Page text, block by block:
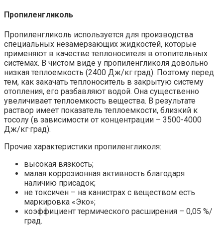
Пропиленгликоль
Пропиленгликоль используется для производства
специальных незамерзающих жидкостей, которые
применяют в качестве теплоносителя в отопительных
системах. В чистом виде у пропиленгликоля довольно
низкая теплоемкость (2400 Дж/кг·град). Поэтому перед
тем, как закачать теплоноситель в закрытую систему
отопления, его разбавляют водой. Она существенно
увеличивает теплоемкость вещества. В результате
раствор имеет показатель теплоемкости, близкий к
тосолу (в зависимости от концентрации – 3500-4000
Дж/кг·град).
Прочие характеристики пропиленгликоля:
высокая вязкость;
малая коррозионная активность благодаря
наличию присадок;
не токсичен – на канистрах с веществом есть
маркировка «Эко»;
коэффициент термического расширения – 0,05 %/
град.